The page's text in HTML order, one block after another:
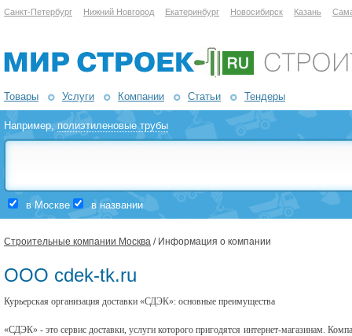
Санкт-Петербург Нижний Новгород Екатеринбург Новосибирск Казань
Товары Услуги Компании Статьи Тендеры
Например,полиэтиленовые трубы
в Москве в названии
Строительные компании Москва / Информация о компании
ООО cdek-tk.ru
Курьерская организация доставки «СДЭК»: основные преимущества
«СДЭК» - это сервис доставки, услуги которого пригодятся интернет-магазинам.